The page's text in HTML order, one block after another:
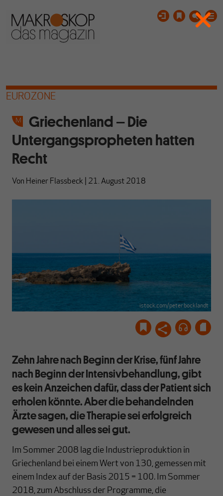
EUROZONE
Griechenland – Die
Untergangspropheten hatten
Recht
Von Heiner Flassbeck 21. August 2018
istock.com/peter bocklandt
Zehn Jahre nach Beginn der Krise, fünf Jahre
nach Beginn der Intensivbehandlung, gibt
es kein Anzeichen dafür, dass der Patient sich
erholen könnte. Aber die behandelnden
Ärzte sagen, die Therapie sei erfolgreich
gewesen und alles sei gut.
Im Sommer 2008 lag die Industrieproduktion in
Griechenland bei einem Wert von 130, gemessen mit
einem Index auf der Basis 2015 = 100. Im Sommer
2018, zum Abschluss der Programme, die